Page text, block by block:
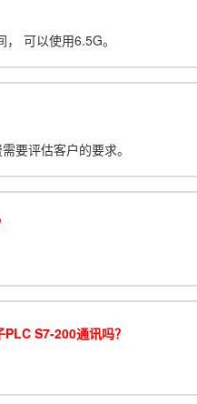
可以使用6.5G。
要评估客户的要求。
S7-200通讯吗？